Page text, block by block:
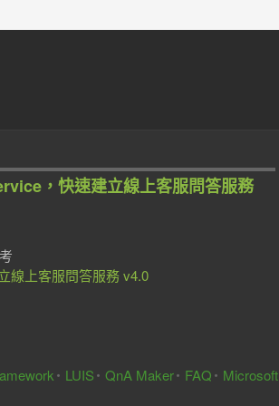
，快速建立線上客服問答服務
線上客服問答服務 v4.0
LUIS QnA Maker FAQ Microsoft